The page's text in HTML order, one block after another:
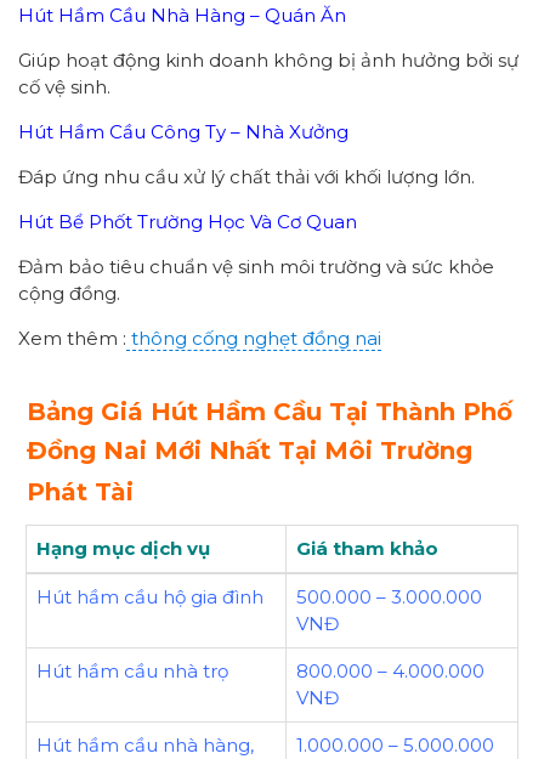
Hút Hầm Cầu Nhà Hàng – Quán Ăn
Giúp hoạt động kinh doanh không bị ảnh hưởng bởi sự
cố vệ sinh.
Hút Hầm Cầu Công Ty – Nhà Xưởng
Đáp ứng nhu cầu xử lý chất thải với khối lượng lớn.
Hút Bể Phốt Trường Học Và Cơ Quan
Đảm bảo tiêu chuẩn vệ sinh môi trường và sức khỏe
cộng đồng.
Xem thêm : thông cống nghẹt đồng nai
Bảng Giá Hút Hầm Cầu Tại Thành Phố
Đồng Nai Mới Nhất Tại Môi Trường
Phát Tài
Hạng mục dịch vụ Giá tham khảo
Hút hầm cầu hộ gia đình
500.000 – 3.000.000
VNĐ
Hút hầm cầu nhà trọ
800.000 – 4.000.000
VNĐ
Hút hầm cầu nhà hàng,
1.000.000 – 5.000.000